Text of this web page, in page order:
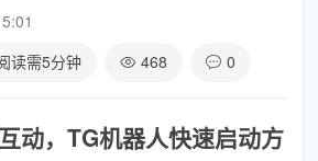
读需5分钟 468 0
动，TG机器人快速启动方